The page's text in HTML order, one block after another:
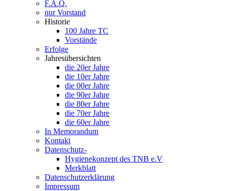
F.A.Q.
nur Vorstand
Historie
100 Jahre TC
Vorstände
Erfolge
Jahresübersichten
die 20er Jahre
die 10er Jahre
die 00er Jahre
die 90er Jahre
die 80er Jahre
die 70er Jahre
die 60er Jahre
In Memorandum
Kontakt
Datenschutz-
Hygienekonzept des TNB e.V
Merkblatt
Datenschutzerklärung
Impressum